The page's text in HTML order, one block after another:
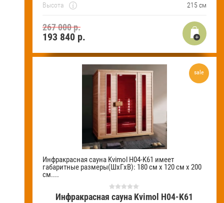
Высота 215 см
267 000 р.
193 840р.
Инфракрасная сауна Kvimol H04-K61 имеет
габаритные размеры(ШхГхВ): 180 см х 120 см х 200
см....
Инфракрасная сауна Kvimol H04-K61
sale